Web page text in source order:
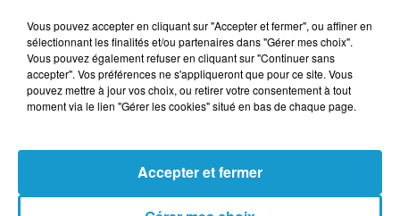
LA BRETAGNE ET LES PAYS DE LA LOIRE,
Vous pouvez accepter en cliquant sur "Accepter et fermer", ou affiner en
sélectionnant les finalités et/ou partenaires dans "Gérer mes choix".
Vous pouvez également refuser en cliquant sur "Continuer sans
accepter". Vos préférences ne s'appliqueront que pour ce site. Vous
pouvez mettre à jour vos choix, ou retirer votre consentement à tout
moment via le lien "Gérer les cookies" situé en bas de chaque page.
Accepter et fermer